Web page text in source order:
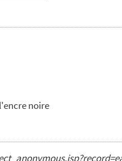
noire